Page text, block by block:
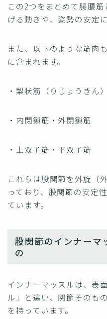
この2つをまとめて腸腰
げる動きや、姿勢の安定
また、以下のような筋肉
に含まれます。
・梨状筋（りじょうきん）
・内閉鎖筋・外閉鎖筋
・上双子筋・下双子筋
これらは股関節を外旋（
っており、股関節の安定
ています。
股関節のインナーマ
の
インナーマッスルは、表
ル」と違い、関節そのも
を持っています。